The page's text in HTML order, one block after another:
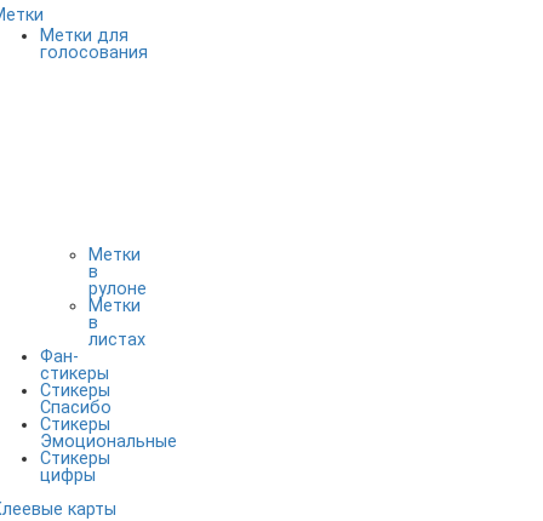
Метки для
голосования
Метки
в
рулоне
Метки
в
листах
Фан-
стикеры
Стикеры
Спасибо
Стикеры
Эмоциональные
Стикеры
цифры
карты